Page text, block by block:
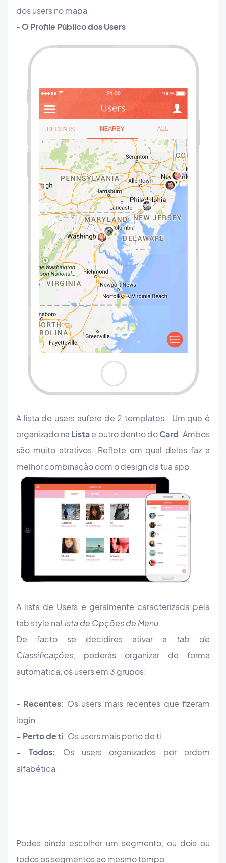
dos users no mapa
-O Profile Público dos Users
A lista de users aufere de 2 templates. Um que é
organizado na Listae outro dentro doCard. Ambos
são muito atrativos. Reflete em qual deles faz a
melhor combinação com o design da tua app.
A lista de Users é geralmente caracterizada pela
tab style naLista de Opções de Menu.
De facto se decidires ativar a tab de
Classificações, poderás organizar de forma
automatica, os users em 3 grupos:
- Recentes: Os users mais recentes que fizeram
login
- Perto de ti: Os users mais perto de ti
- Todos: Os users organizados por ordem
alfabética
Podes ainda escolher um segmento, ou dois ou
todos os segmentos ao mesmo tempo.